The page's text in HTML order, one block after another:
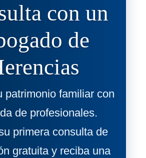
con un
de
patrimonio familiar con
de profesionales.
primera consulta de
gratuita y reciba una